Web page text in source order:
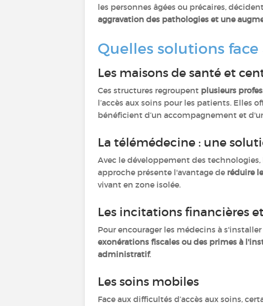
les personnes âgées ou précaires,
aggravation des pathologies et une
Quelles solutions
Les maisons de santé et
Ces structures regroupent plusieurs
l’accès aux soins pour les patients. Elles
bénéficient d’un accompagnement et
La télémédecine : une
Avec le développement des
approche présente l'avantage de réduire
vivant en zone isolée.
Les incitations financières
Pour encourager les médecins à
exonérations fiscales ou des primes à
administratif.
Les soins mobiles
Face aux difficultés d’accès aux soins,